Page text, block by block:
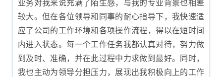
业务对我来说充满了陌生感，与我的专业背景也相差
较大。但在各位领导和同事的耐心指导下，我快速适
应了公司的工作环境和各项操作流程，得以在短时间
内进入状态。每一个工作任务我都认真对待，努力做
到及时、准确，并在此过程中力求做到最好。同时，
我也主动为领导分担压力，展现出我积极向上的工作